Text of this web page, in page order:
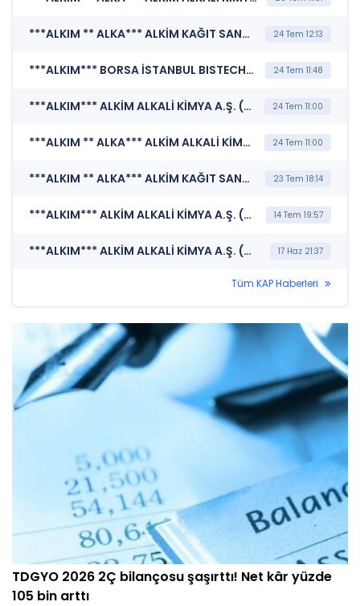
***ALKIM ** ALKA*** ALKİM KAĞIT SANAYİ VE TİCARET A.Ş. (Sermaye Artırımı - Azaltımı İşlemlerine İlişkin Bildirim) 24 Tem 12:13
***ALKIM*** BORSA İSTANBUL BISTECH DEVRE KESİCİ UYGULAMASI (Pay Bazında Devre Kesici Bildirimi) 24 Tem 11:48
***ALKIM*** ALKİM ALKALİ KİMYA A.Ş. (Şirket Genel Bilgi Formu) 24 Tem 11:00
***ALKIM ** ALKA*** ALKİM ALKALİ KİMYA A.Ş. (Özel Durum Açıklaması (Genel)) 24 Tem 11:00
***ALKIM ** ALKA*** ALKİM KAĞIT SANAYİ VE TİCARET A.Ş. (Sermaye Artırımı - Azaltımı İşlemlerine İlişkin Bildirim) 23 Tem 18:14
***ALKIM*** ALKİM ALKALİ KİMYA A.Ş. (Şirket Genel Bilgi Formu) 14 Tem 19:57
***ALKIM*** ALKİM ALKALİ KİMYA A.Ş. (Genel Kurul İşlemlerine İlişkin Bildirim) 17 Haz 21:37
Tüm KAP Haberleri
TDGYO 2026 2Ç bilançosu şaşırttı! Net kâr yüzde
105 bin arttı